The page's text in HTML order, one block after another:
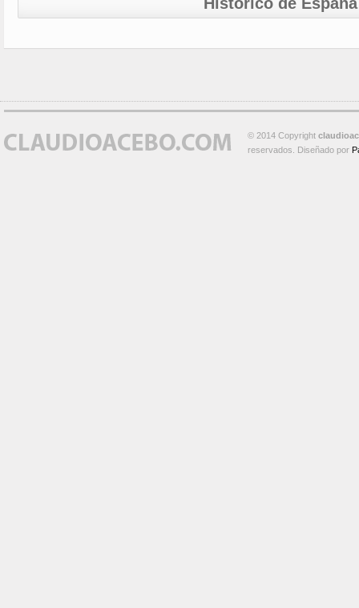
© 2014 Copyright
reservados. Diseñado por